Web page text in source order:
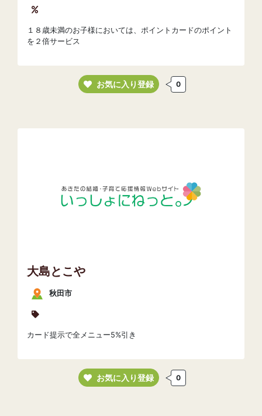
１８歳未満のお子様においては、ポイントカードのポイント
を２倍サービス
お気に入り登録 0
大島とこや
秋田市
カード提示で全メニュー5%引き
お気に入り登録 0